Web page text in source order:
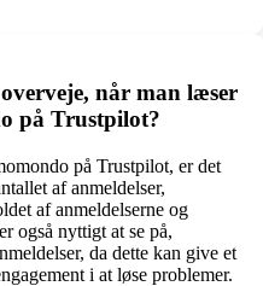
når man læser
på Trustpilot?
på Trustpilot, er det
af anmeldelser,
af anmeldelserne og
også nyttigt at se på,
da dette kan give et
i at løse problemer.